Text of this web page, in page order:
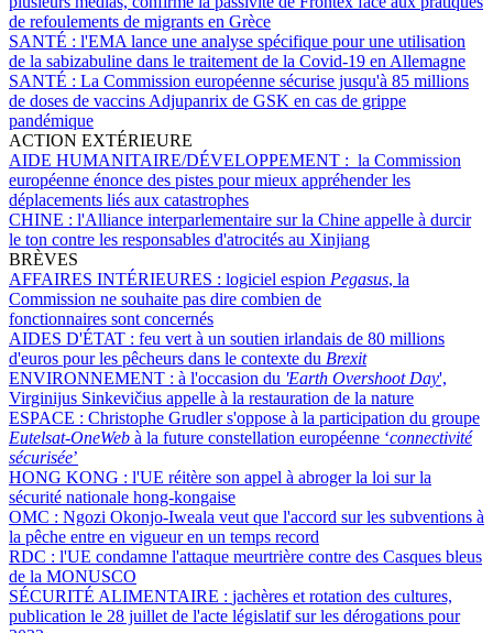
de refoulements de migrants en Grèce
SANTÉ : l'EMA lance une analyse spécifique pour une utilisation
de la sabizabuline dans le traitement de la Covid-19 en Allemagne
SANTÉ : La Commission européenne sécurise jusqu'à 85 millions
de doses de vaccins Adjupanrix de GSK en cas de grippe
pandémique
ACTION EXTÉRIEURE
AIDE HUMANITAIRE/DÉVELOPPEMENT : la Commission
européenne énonce des pistes pour mieux appréhender les
déplacements liés aux catastrophes
CHINE : l'Alliance interparlementaire sur la Chine appelle à durcir
le ton contre les responsables d'atrocités au Xinjiang
BRÈVES
AFFAIRES INTÉRIEURES : logiciel espion Pegasus, la
Commission ne souhaite pas dire combien de
fonctionnaires sont concernés
AIDES D'ÉTAT : feu vert à un soutien irlandais de 80 millions
d'euros pour les pêcheurs dans le contexte du Brexit
ENVIRONNEMENT : à l'occasion du 'Earth Overshoot Day',
Virginijus Sinkevičius appelle à la restauration de la nature
ESPACE : Christophe Grudler s'oppose à la participation du groupe
Eutelsat-OneWeb à la future constellation européenne ‘connectivité
sécurisée’
HONG KONG : l'UE réitère son appel à abroger la loi sur la
sécurité nationale hong-kongaise
OMC : Ngozi Okonjo-Iweala veut que l'accord sur les subventions à
la pêche entre en vigueur en un temps record
RDC : l'UE condamne l'attaque meurtrière contre des Casques bleus
de la MONUSCO
SÉCURITÉ ALIMENTAIRE : jachères et rotation des cultures,
publication le 28 juillet de l'acte législatif sur les dérogations pour